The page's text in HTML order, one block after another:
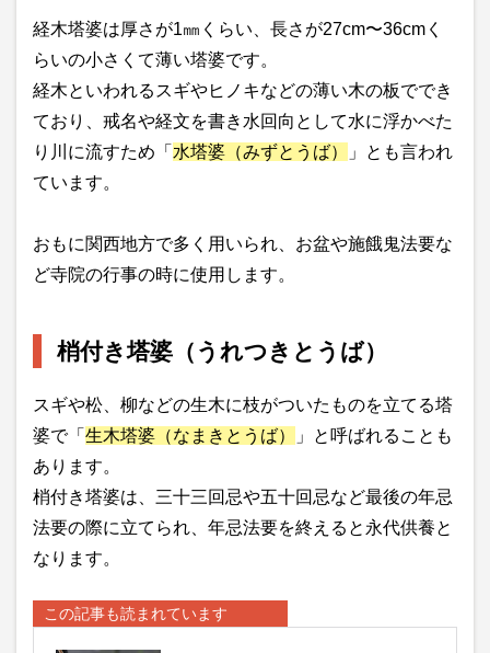
経木塔婆は厚さが1㎜くらい、長さが27cm〜36cmく
らいの小さくて薄い塔婆です。
経木といわれるスギやヒノキなどの薄い木の板ででき
ており、戒名や経文を書き水回向として水に浮かべた
り川に流すため「 水塔婆（みずとうば）
」とも言われ
ています。
おもに関西地方で多く用いられ、お盆や施餓鬼法要な
ど寺院の行事の時に使用します。
梢付き塔婆（うれつきとうば）
スギや松、柳などの生木に枝がついたものを立てる塔
婆で「 生木塔婆（なまきとうば）
」と呼ばれることも
あります。
梢付き塔婆は、三十三回忌や五十回忌など最後の年忌
法要の際に立てられ、年忌法要を終えると永代供養と
なります。
この記事も読まれています